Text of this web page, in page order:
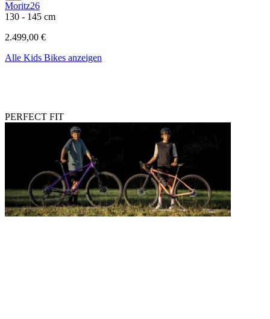
Moritz26
130 - 145 cm
2.499,00 €
Alle Kids Bikes anzeigen
PERFECT FIT